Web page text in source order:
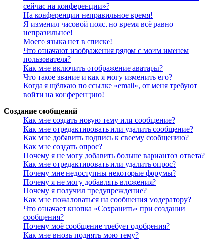
сейчас на конференции»?
На конференции неправильное время!
Я изменил часовой пояс, но время всё равно
неправильное!
Моего языка нет в списке!
Что означают изображения рядом с моим именем
пользователя?
Как мне включить отображение аватары?
Что такое звание и как я могу изменить его?
Когда я щёлкаю по ссылке «email», от меня требуют
войти на конференцию!
Создание сообщений
Как мне создать новую тему или сообщение?
Как мне отредактировать или удалить сообщение?
Как мне добавить подпись к своему сообщению?
Как мне создать опрос?
Почему я не могу добавить больше вариантов ответа?
Как мне отредактировать или удалить опрос?
Почему мне недоступны некоторые форумы?
Почему я не могу добавлять вложения?
Почему я получил предупреждение?
Как мне пожаловаться на сообщения модератору?
Что означает кнопка «Сохранить» при создании
сообщения?
Почему моё сообщение требует одобрения?
Как мне вновь поднять мою тему?